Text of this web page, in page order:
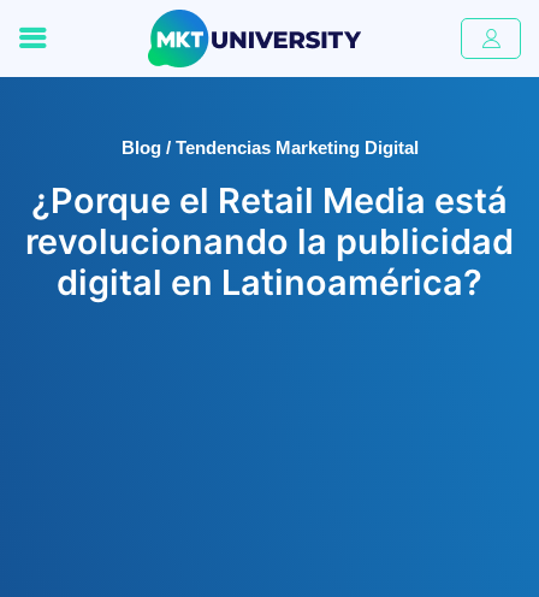
Blog / Tendencias Marketing Digital
¿Porque el Retail Media está
revolucionando la publicidad
digital en Latinoamérica?